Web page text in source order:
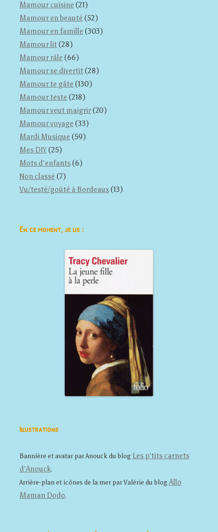
Mamour cuisine (21)
Mamour en beauté (52)
Mamour en famille (303)
Mamour lit (28)
Mamour râle (66)
Mamour se divertit (28)
Mamour te gâte (130)
Mamour teste (218)
Mamour veut maigrir (20)
Mamour voyage (33)
Mardi Musique (59)
Mes DIY (25)
Mots d'enfants (6)
Non classé (7)
Vu/testé/goûté à Bordeaux (13)
En ce moment, je lis :
Illustrations
Bannière et avatar par Anouck du blog Les p'tits carnets
d'Anouck.
Arrière-plan et icônes de la mer par Valérie du blog Allo
Maman Dodo.